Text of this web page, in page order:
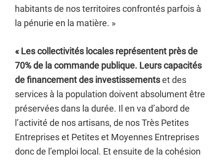
habitants de nos territoires confrontés parfois à
la pénurie en la matière. »
« Les collectivités locales représentent près de
70% de la commande publique. Leurs capacités
de financement des investissementset des
services à la population doivent absolument être
préservées dans la durée. Il en va d’abord de
l’activité de nos artisans, de nos Très Petites
Entreprises et Petites et Moyennes Entreprises
donc de l’emploi local. Et ensuite de la cohésion